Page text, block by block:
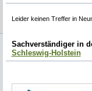
Leider keinen Treffer in
Sachverständiger in
Schleswig-Holstein